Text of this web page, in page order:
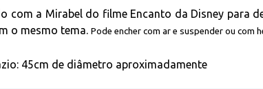
com a Mirabel do filme Encanto da Disney para
o mesmo tema. Pode encher com ar e suspender ou com
45cm de diâmetro aproximadamente